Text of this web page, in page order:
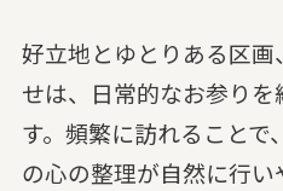
好立地とゆとりある区
せは、日常的なお参り
す。頻繁に訪れることで
の心の整理が自然に行